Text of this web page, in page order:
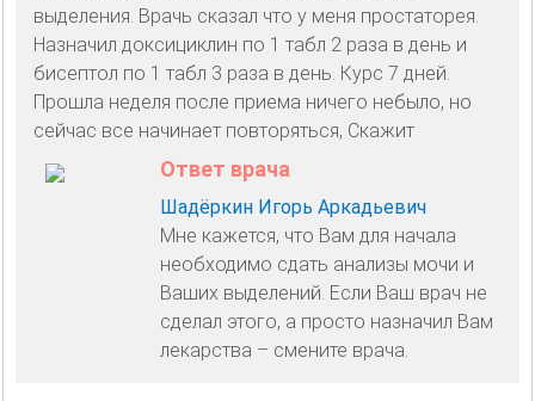
выделения. Врачь сказал что у меня простаторея.
Назначил доксициклин по 1 табл 2 раза в день и
бисептол по 1 табл 3 раза в день. Курс 7 дней.
Прошла неделя после приема ничего небыло, но
сейчас все начинает повторяться, Скажит
Ответ врача
Шадёркин Игорь Аркадьевич
Мне кажется, что Вам для начала
необходимо сдать анализы мочи и
Ваших выделений. Если Ваш врач не
сделал этого, а просто назначил Вам
лекарства – смените врача.